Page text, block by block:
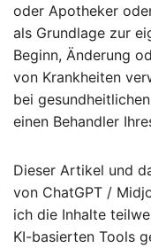
oder Apotheker
als Grundlage zur
Beginn, Änderung
von Krankheiten
bei
einen Behandler
Dieser Artikel und
von ChatGPT /
ich die Inhalte
KI-basierten Tools